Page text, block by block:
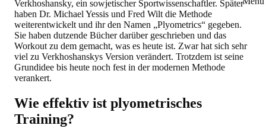
Verkhoshansky, ein sowjetischer Sportwissenschaftler. Später
haben Dr. Michael Yessis und Fred Wilt die Methode
weiterentwickelt und ihr den Namen „Plyometrics“ gegeben.
Sie haben dutzende Bücher darüber geschrieben und das
Workout zu dem gemacht, was es heute ist. Zwar hat sich sehr
viel zu Verkhoshanskys Version verändert. Trotzdem ist seine
Grundidee bis heute noch fest in der modernen Methode
verankert.
Wie effektiv ist plyometrisches
Training?